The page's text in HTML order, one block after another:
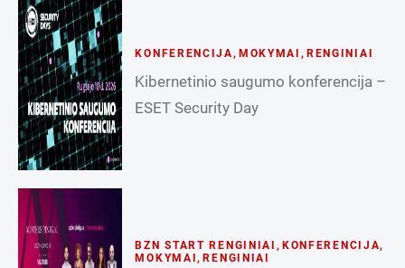
KONFERENCIJA , MOKYMAI , RENGINIAI
Kibernetinio saugumo konferencija –
ESET Security Day
BZN START RENGINIAI , KONFERENCIJA,
MOKYMAI ,RENGINIAI